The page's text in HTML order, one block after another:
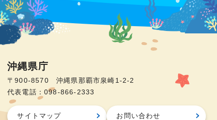
沖縄県庁
〒900-8570 沖縄県那覇市泉崎1-2-2
代表電話：098-866-2333
サイトマップ お問い合わせ